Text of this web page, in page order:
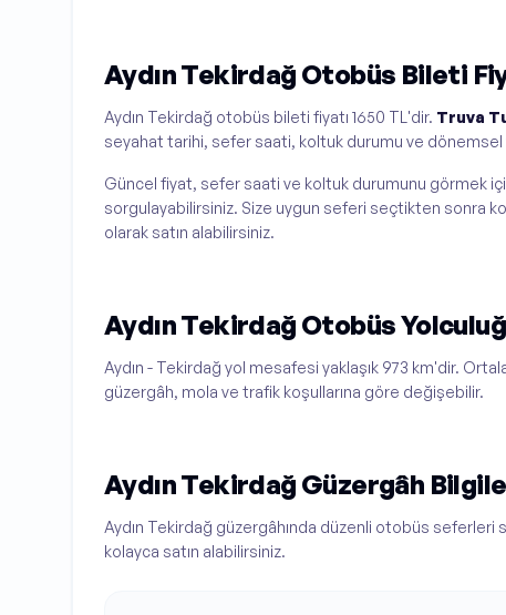
Aydın Tekirdağ Otobüs Bileti
Aydın Tekirdağ otobüs bileti fiyatı 1650 TL'dir. Truva
seyahat tarihi, sefer saati, koltuk durumu ve
Güncel fiyat, sefer saati ve koltuk durumunu görmek
sorgulayabilirsiniz. Size uygun seferi seçtikten sonra
olarak satın alabilirsiniz.
Aydın Tekirdağ Otobüs
Aydın - Tekirdağ yol mesafesi yaklaşık 973 km'dir.
güzergâh, mola ve trafik koşullarına göre değişebilir.
Aydın Tekirdağ Güzergâh
Aydın Tekirdağ güzergâhında düzenli otobüs seferleri
kolayca satın alabilirsiniz.